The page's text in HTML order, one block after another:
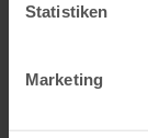
Statistiken
Marketing